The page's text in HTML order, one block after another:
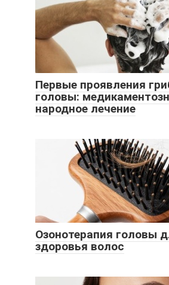
Первые проявления
головы:
народное лечение
Озонотерапия головы
здоровья волос